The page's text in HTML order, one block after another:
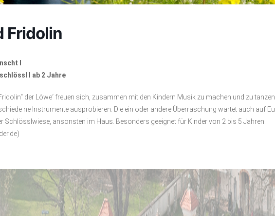
Fridolin
I
I ab 2 Jahre
der Löwe‘ freuen sich, zusammen mit den Kindern Musik zu machen und zu
ne Instrumente ausprobieren. Die ein oder andere Überraschung wartet auch auf
Schlösslwiese, ansonsten im Haus. Besonders geeignet für Kinder von 2 bis 5 Jahren.